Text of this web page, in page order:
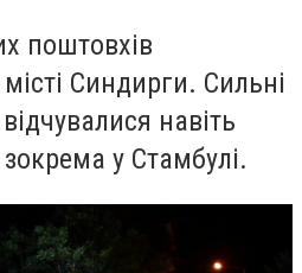
поштовхів
Синдирги. Сильні
навіть
у Стамбулі.